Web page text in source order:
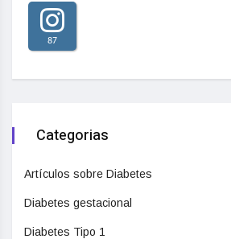
87
Categorias
Artículos sobre Diabetes
Diabetes gestacional
Diabetes Tipo 1